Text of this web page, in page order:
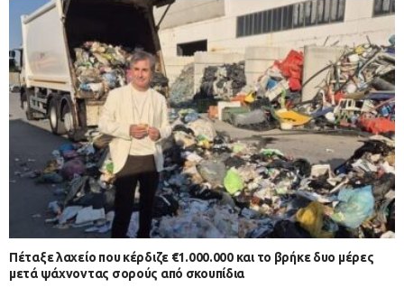
Πέταξε λαχείο που κέρδιζε €1.000.000 και το βρήκε δυο μέρες
μετά ψάχνοντας σορούς από σκουπίδια